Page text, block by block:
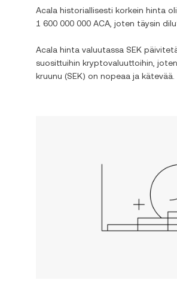
Acala historiallisesti korkein hinta oli
1 600 000 000 ACA , joten täysin
Acala hinta valuutassa SEK
suosittuihin kryptovaluuttoihin,
kruunu (SEK) on nopeaa ja kätevää.